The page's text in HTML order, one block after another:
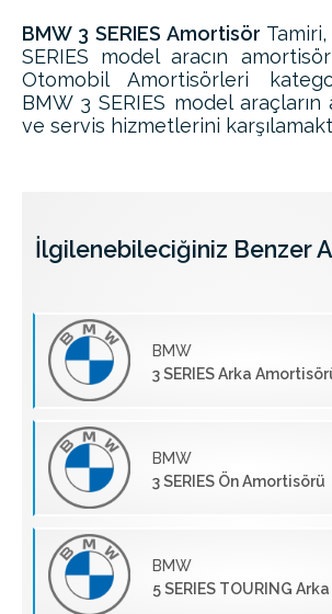
BMW 3 SERIES Amortisör
SERIES model aracın
Otomobil Amortisörleri
BMW 3 SERIES model araçların
ve servis hizmetlerini
İlgilenebileciğiniz Benzer
BMW
3 SERIES Arka
BMW
3 SERIES Ön Amortisörü
BMW
5 SERIES TOURING